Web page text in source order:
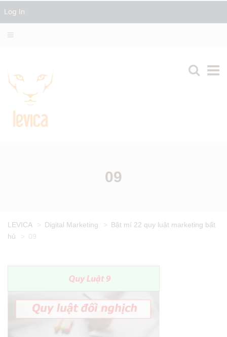
09
LEVICA > Digital Marketing >
Bật mí 22 quy luật marketing bất
hủ
> 09
Log In